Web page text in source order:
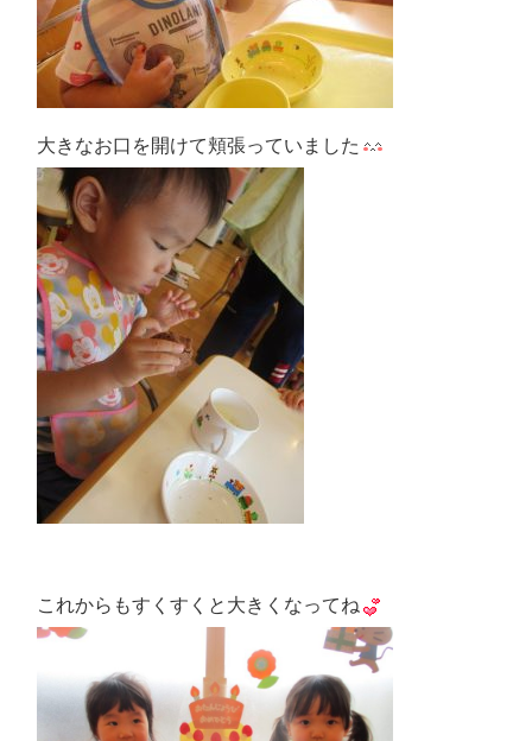
大きなお口を開けて頬張っていました
これからもすくすくと大きくなってね